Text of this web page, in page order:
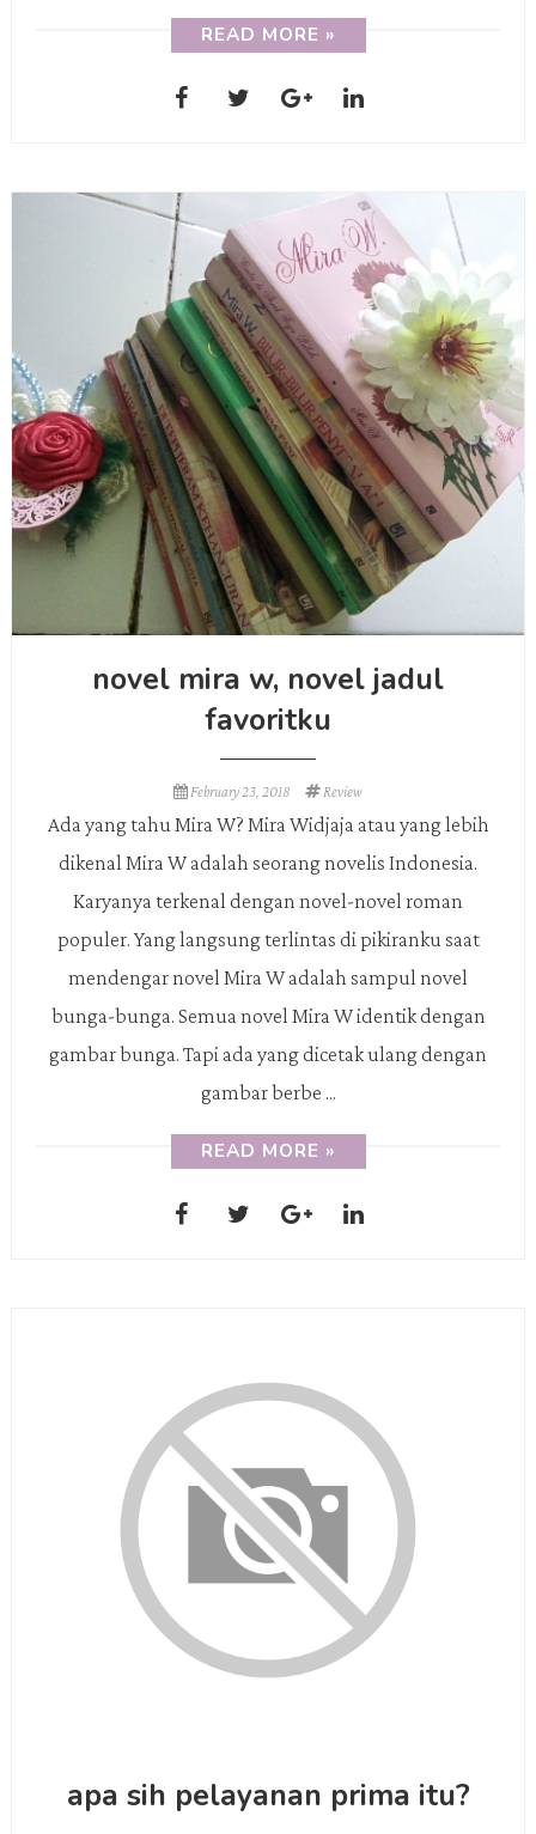
READ MORE »
novel mira w, novel jadul
favoritku
February 23, 2018 Review
Ada yang tahu Mira W? Mira Widjaja atau yang lebih
dikenal Mira W adalah seorang novelis Indonesia.
Karyanya terkenal dengan novel-novel roman
populer. Yang langsung terlintas di pikiranku saat
mendengar novel Mira W adalah sampul novel
bunga-bunga. Semua novel Mira W identik dengan
gambar bunga. Tapi ada yang dicetak ulang dengan
gambar berbe ...
READ MORE »
apa sih pelayanan prima itu?